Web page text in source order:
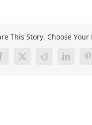
This Story, Choose Your
Facebook
X RedditLinkedIn